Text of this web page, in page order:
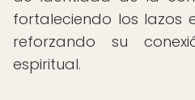
fortaleciendo los lazos
reforzando su
espiritual.